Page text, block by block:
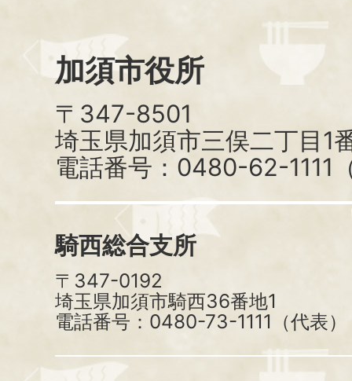
加須市役所
〒347-8501
埼玉県加須市三俣二丁目1
電話番号：0480-62-1111
騎西総合支所
〒347-0192
埼玉県加須市騎西36番地1
電話番号：0480-73-1111（代表）